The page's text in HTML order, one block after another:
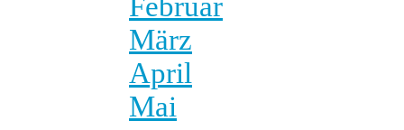
März
April
Mai